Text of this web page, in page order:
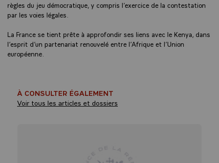
règles du jeu démocratique, y compris l’exercice de la contestation
par les voies légales.
La France se tient prête à approfondir ses liens avec le Kenya, dans
l’esprit d’un partenariat renouvelé entre l’Afrique et l’Union
européenne.
À CONSULTER ÉGALEMENT
Voir tous les articles et dossiers